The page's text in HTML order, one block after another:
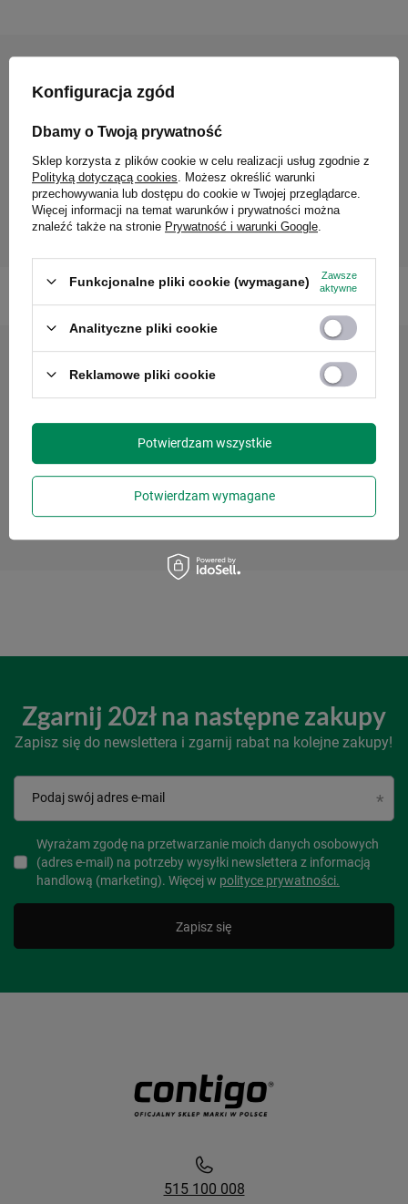
Opinie
dodać pierwszą opinię?
Napisz swoją opinię
Masz więcej pytań o ten
produkt?
Daj nam znać! Postaramy się odpowiedzieć jak
najszybciej.
Zapytaj o produkt
Zgarnij 20zł na następne zakupy
Zapisz się do newslettera i zgarnij rabat na kolejne zakupy!
Podaj swój adres e-mail
Wyrażam zgodę na przetwarzanie moich danych osobowych
(adres e-mail) na potrzeby wysyłki newslettera z informacją
handlową (marketing). Więcej w polityce prywatności.
Zapisz się
515 100 008
Konfiguracja zgód
Dbamy o Twoją prywatność
Sklep korzysta z plików cookie w celu realizacji usług zgodnie z
Polityką dotyczącą cookies . Możesz określić warunki
przechowywania lub dostępu do cookie w Twojej przeglądarce.
Więcej informacji na temat warunków i prywatności można
znaleźć także na stronie Prywatność i warunki Google
Funkcjonalne pliki cookie (wymagane)
Zawsze
aktywne
Analityczne pliki cookie
Reklamowe pliki cookie
Potwierdzam wymagane
Potwierdzam wszystkie